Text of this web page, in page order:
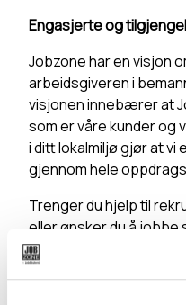
Engasjerte og
Jobzone har en visjon
arbeidsgiveren i
visjonen innebærer at
som er våre kunder og
i ditt lokalmiljø gjør at
gjennom hele
Trenger du hjelp til
eller ønsker du å jobbe
mail til
en av våre konsulenter.